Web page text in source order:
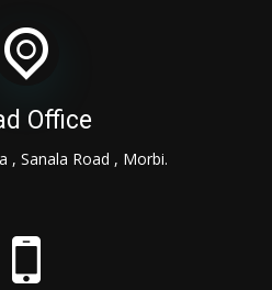
Office
, Sanala Road , Morbi.